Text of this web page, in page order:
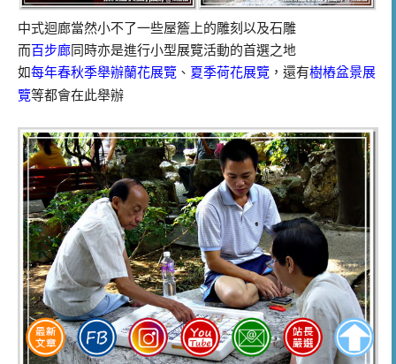
中式迴廊當然小不了一些屋簷上的雕刻以及石雕
而百步廊同時亦是進行小型展覽活動的首選之地
如每年春秋季舉辦蘭花展覽 、 夏季荷花展覽 ，還有樹樁盆景展
覽等都會在此舉辦